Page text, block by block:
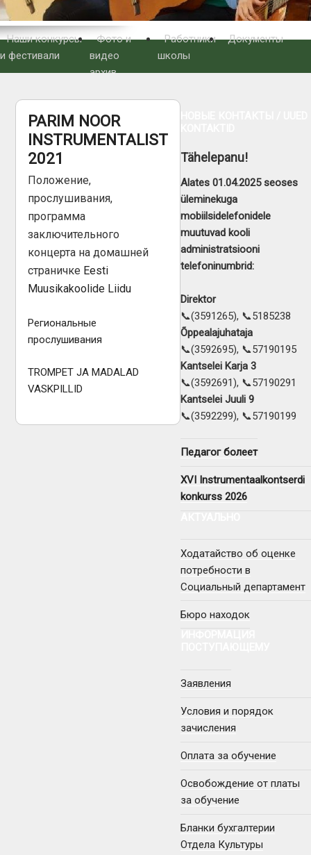
Наши конкурсы
и фестивали
Фото и
видео
архив
Работники
школы
Документы
PARIM NOOR
INSTRUMENTALIST
2021
Положение,
прослушивания,
программа
заключительного
концерта на домашней
страничке Eesti
Muusikakoolide Liidu
Региональные
прослушивания
TROMPET JA MADALAD
VASKPILLID
Tähelepanu!
Alates 01.04.2025 seoses
üleminekuga
mobiilsidelefonidele
muutuvad kooli
administratsiooni
telefoninumbrid:
Direktor
📞(3591265), 📞5185238
Õppealajuhataja
📞(3592695), 📞57190195
Kantselei Karja 3
📞(3592691), 📞57190291
Kantselei Juuli 9
📞(3592299), 📞57190199
Педагог болеет
XVI Instrumentaalkontserdi
konkurss 2026
Ходатайство об оценке
потребности в
Социальный департамент
Бюро находок
Заявления
Условия и порядок
зачисления
Оплата за обучение
Освобождение от платы
за обучение
Бланки бухгалтерии
Отдела Культуры